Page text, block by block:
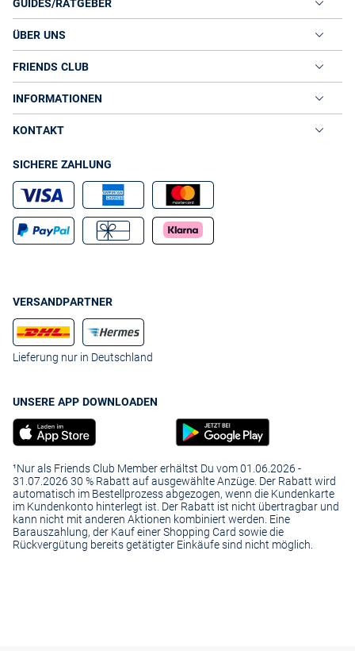
GUIDES/RATGEBER
ÜBER UNS
FRIENDS CLUB
INFORMATIONEN
KONTAKT
SICHERE ZAHLUNG
VERSANDPARTNER
Lieferung nur in Deutschland
UNSERE APP DOWNLOADEN
¹Nur als Friends Club Member erhältst Du vom 01.06.2026 -
31.07.2026 30 % Rabatt auf ausgewählte Anzüge. Der Rabatt wird
automatisch im Bestellprozess abgezogen, wenn die Kundenkarte
im Kundenkonto hinterlegt ist. Der Rabatt ist nicht übertragbar und
kann nicht mit anderen Aktionen kombiniert werden. Eine
Barauszahlung, der Kauf einer Shopping Card sowie die
Rückvergütung bereits getätigter Einkäufe sind nicht möglich.